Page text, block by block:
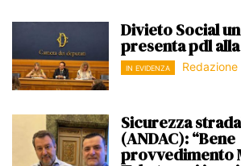
Divieto Social
presenta pdl
IN EVIDENZA Redazione
Sicurezza
(ANDAC): “Bene
provvedimento